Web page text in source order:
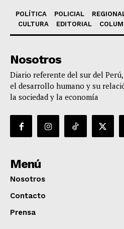
POLÍTICA POLICIAL
CULTURA
EDITORIAL
Nosotros
Diario referente del sur del
el desarrollo humano y su
la sociedad y la economía
Menú
Nosotros
Contacto
Prensa